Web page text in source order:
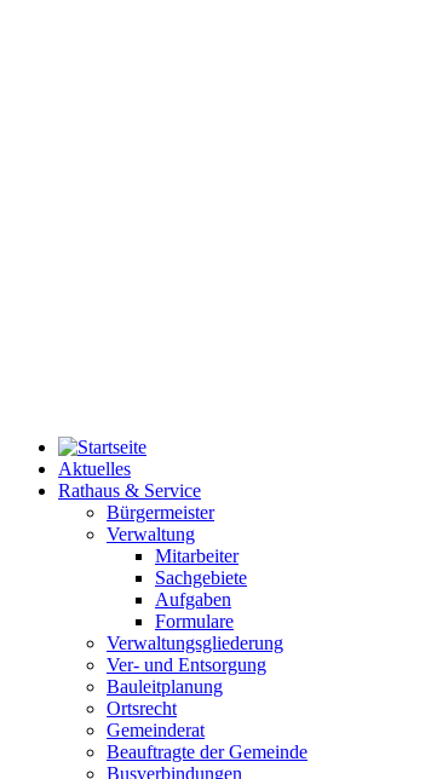
Aktuelles
Rathaus & Service
Bürgermeister
Verwaltung
Mitarbeiter
Sachgebiete
Aufgaben
Formulare
Verwaltungsgliederung
Ver- und Entsorgung
Bauleitplanung
Ortsrecht
Gemeinderat
Beauftragte der Gemeinde
Busverbindungen